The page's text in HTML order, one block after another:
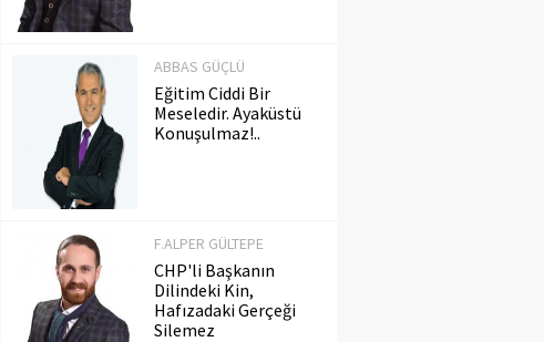
ABBAS GÜÇLÜ
Eğitim Ciddi Bir
Meseledir. Ayaküstü
Konuşulmaz!..
F.ALPER GÜLTEPE
CHP'li Başkanın
Dilindeki Kin,
Hafızadaki Gerçeği
Silemez